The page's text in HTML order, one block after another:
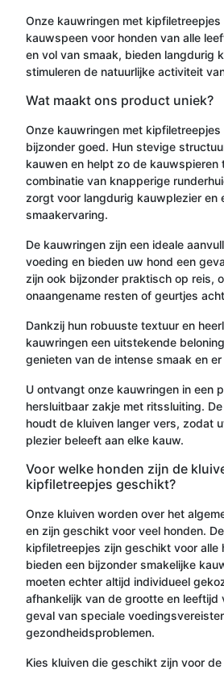
Onze kauwringen met kipfiletreepjes
kauwspeen voor honden van alle
en vol van smaak, bieden langdurig
stimuleren de natuurlijke activiteit
Wat maakt ons product uniek?
Onze kauwringen met kipfiletreepjes
bijzonder goed. Hun stevige
kauwen en helpt zo de kauwspieren
combinatie van knapperige
zorgt voor langdurig kauwplezier en
smaakervaring.
De kauwringen zijn een ideale
voeding en bieden uw hond een
zijn ook bijzonder praktisch op reis,
onaangename resten of geurtjes
Dankzij hun robuuste textuur en
kauwringen een uitstekende
genieten van de intense smaak en
U ontvangt onze kauwringen in een
hersluitbaar zakje met ritssluiting.
houdt de kluiven langer vers, zodat
plezier beleeft aan elke kauw.
Voor welke honden zijn de
kipfiletreepjes geschikt?
Onze kluiven worden over het
en zijn geschikt voor veel honden.
kipfiletreepjes zijn geschikt voor alle
bieden een bijzonder smakelijke
moeten echter altijd individueel
afhankelijk van de grootte en leeftijd
geval van speciale
gezondheidsproblemen.
Kies kluiven die geschikt zijn voor